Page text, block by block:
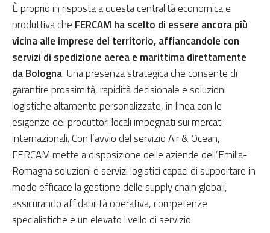
È proprio in risposta a questa centralità economica e
produttiva che FERCAM ha scelto di essere ancora più
vicina alle imprese del territorio, affiancandole con
servizi di spedizione aerea e marittima direttamente
da Bologna. Una presenza strategica che consente di
garantire prossimità, rapidità decisionale e soluzioni
logistiche altamente personalizzate, in linea con le
esigenze dei produttori locali impegnati sui mercati
internazionali. Con l’avvio del servizio Air & Ocean,
FERCAM mette a disposizione delle aziende dell’Emilia-
Romagna soluzioni e servizi logistici capaci di supportare in
modo efficace la gestione delle supply chain globali,
assicurando affidabilità operativa, competenze
specialistiche e un elevato livello di servizio.